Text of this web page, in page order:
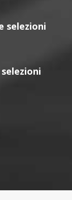
selezioni